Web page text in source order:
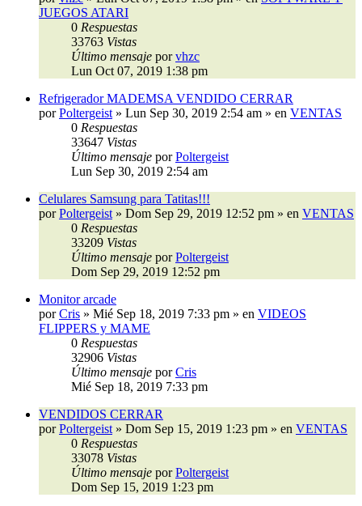
JUEGOS ATARI
0 Respuestas
33763 Vistas
Último mensaje porvhzc
Lun Oct 07, 2019 1:38 pm
Refrigerador MADEMSA VENDIDO CERRAR
porPoltergeist » Lun Sep 30, 2019 2:54 am » en VENTAS
0 Respuestas
33647 Vistas
Último mensaje porPoltergeist
Lun Sep 30, 2019 2:54 am
Celulares Samsung para Tatitas!!!
porPoltergeist » Dom Sep 29, 2019 12:52 pm » en VENTAS
0 Respuestas
33209 Vistas
Último mensaje porPoltergeist
Dom Sep 29, 2019 12:52 pm
Monitor arcade
porCris » Mié Sep 18, 2019 7:33 pm » en VIDEOS
FLIPPERS y MAME
0 Respuestas
32906 Vistas
Último mensaje porCris
Mié Sep 18, 2019 7:33 pm
VENDIDOS CERRAR
porPoltergeist » Dom Sep 15, 2019 1:23 pm » en VENTAS
0 Respuestas
33078 Vistas
Último mensaje porPoltergeist
Dom Sep 15, 2019 1:23 pm